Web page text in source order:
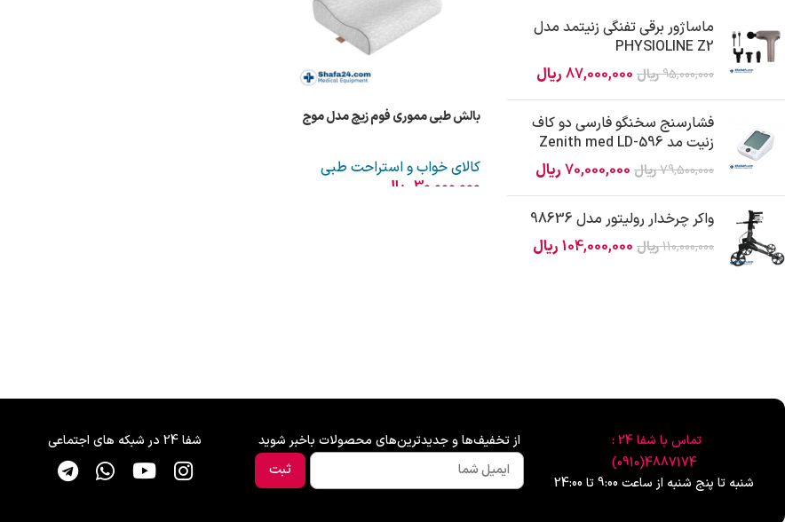
ماساژور برقی تفنگی زنیتمد مدل
PHYSIOLINE Z2
95,000,000ریال 87,000,000 ریال
فشارسنج سخنگو فارسی دو کاف
زنیت مد Zenith med LD-596
79,500,000ریال 70,000,000 ریال
واکر چرخدار رولیتور مدل 98636
110,000,000ریال 104,000,000 ریال
بالش طبی مموری فوم زیچ مدل موج
کالای خواب و استراحت طبی
30,000,000 ریال
تماس با شفا 24 :
4887174(0910)
شنبه تا پنج شنبه از ساعت 9:00 تا 24:00
از تخفیف‌ها و جدیدترین‌های محصولات باخبر شوید
ثبت
شفا 24 در شبکه های اجتماعی